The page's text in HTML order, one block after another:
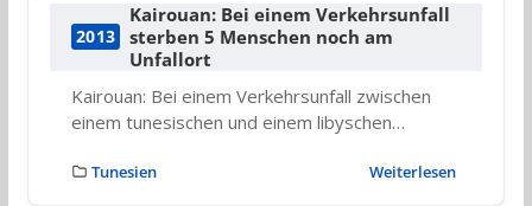
2013
Kairouan: Bei einem Verkehrsunfall
sterben 5 Menschen noch am
Unfallort
Kairouan: Bei einem Verkehrsunfall zwischen
einem tunesischen und einem libyschen…
Tunesien Weiterlesen